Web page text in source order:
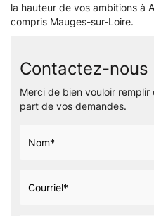
la hauteur de vos ambitions à
compris Mauges-sur-Loire.
Contactez-nous
Merci de bien vouloir
part de vos demandes.